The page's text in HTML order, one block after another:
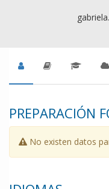
PREPARACIÓN
No existen datos